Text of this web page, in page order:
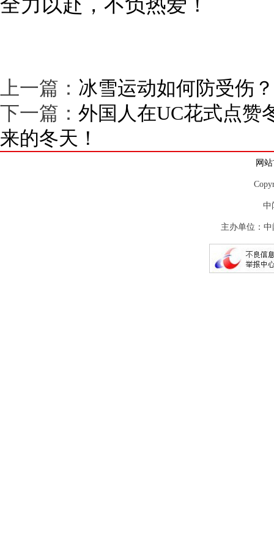
上一篇： 冰雪运动如何防受伤
下一篇： 外国人在UC花式点赞
来的冬天！
网
中
主办单位：